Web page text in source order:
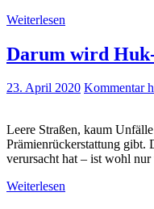
Weiterlesen
Darum wird
23. April 2020 Kommentar
Leere Straßen, kaum
Prämienrückerstattung gibt.
verursacht hat – ist wohl
Weiterlesen